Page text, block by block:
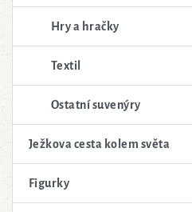
Hry a hračky
Textil
Ostatní suvenýry
Ježkova cesta kolem světa
Figurky